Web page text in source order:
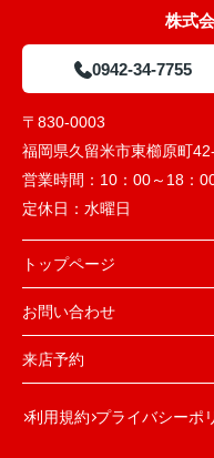
株式
0942-34-7755
〒830-0003
福岡県久留米市東櫛原町
営業時間： 10：00～18：
定休日： 水曜日
トップページ
お問い合わせ
来店予約
利用規約 プライバシーポ